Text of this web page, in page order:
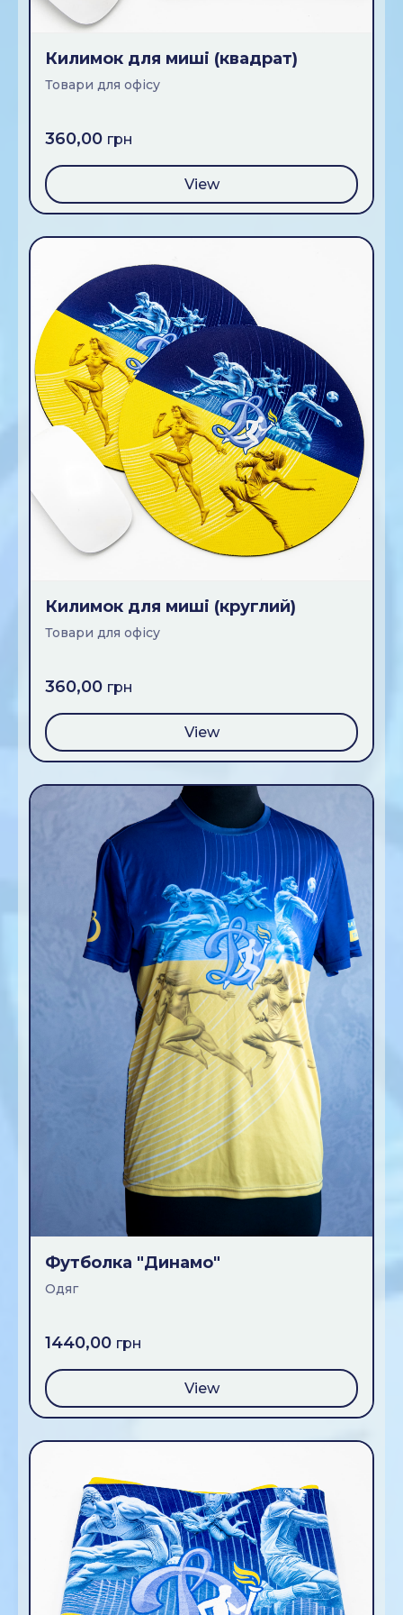
Килимок для мишi (квадрат)
Товари для офiсу
360,00 грн
View
Килимок для мишi (круглий)
Товари для офiсу
360,00 грн
View
Футболка "Динамо"
Одяг
1440,00 грн
View